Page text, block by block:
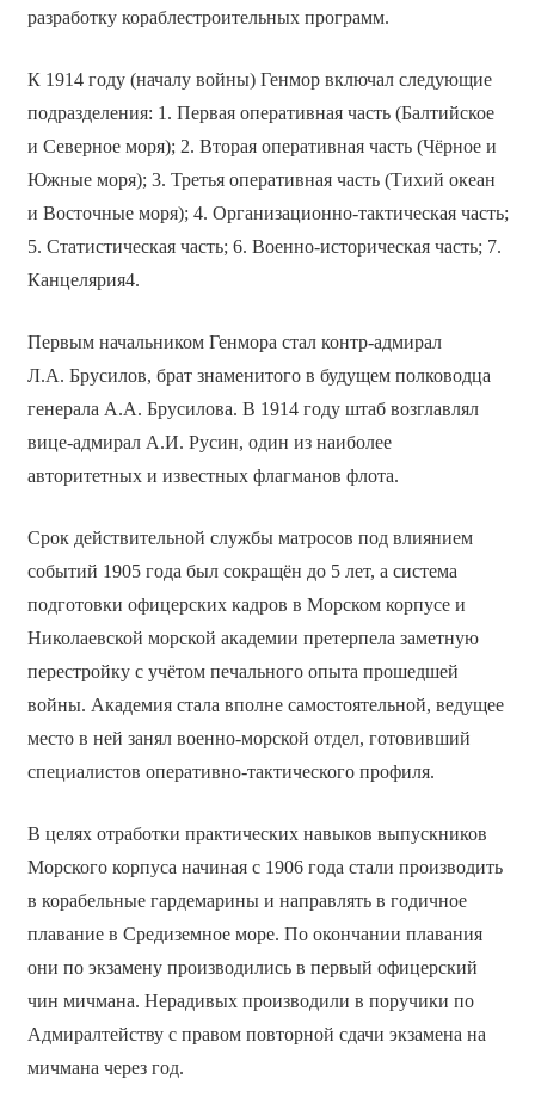
разработку кораблестроительных программ.
К 1914 году (началу войны) Генмор включал следующие
подразделения: 1. Первая оперативная часть (Балтийское
и Северное моря); 2. Вторая оперативная часть (Чёрное и
Южные моря); 3. Третья оперативная часть (Тихий океан
и Восточные моря); 4. Организационно-тактическая часть;
5. Статистическая часть; 6. Военно-историческая часть; 7.
Канцелярия4.
Первым начальником Генмора стал контр-адмирал
Л.А. Брусилов, брат знаменитого в будущем полководца
генерала А.А. Брусилова. В 1914 году штаб возглавлял
вице-адмирал А.И. Русин, один из наиболее
авторитетных и известных флагманов флота.
Срок действительной службы матросов под влиянием
событий 1905 года был сокращён до 5 лет, а система
подготовки офицерских кадров в Морском корпусе и
Николаевской морской академии претерпела заметную
перестройку с учётом печального опыта прошедшей
войны. Академия стала вполне самостоятельной, ведущее
место в ней занял военно-морской отдел, готовивший
специалистов оперативно-тактического профиля.
В целях отработки практических навыков выпускников
Морского корпуса начиная с 1906 года стали производить
в корабельные гардемарины и направлять в годичное
плавание в Средиземное море. По окончании плавания
они по экзамену производились в первый офицерский
чин мичмана. Нерадивых производили в поручики по
Адмиралтейству с правом повторной сдачи экзамена на
мичмана через год.